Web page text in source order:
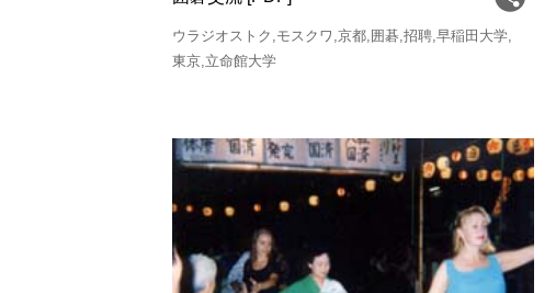
ウラジオストク モスクワ 京都 囲碁 招聘 早稲田大学
東京 立命館大学